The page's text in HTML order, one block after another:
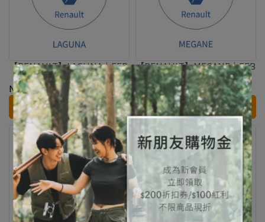
【RENAULT】LAGUNA｜EFB
｜SMF
NT$5,500
加入購物車
【RENAULT】MEGANE｜EFB
｜SMF
NT$5,500
加入購物車